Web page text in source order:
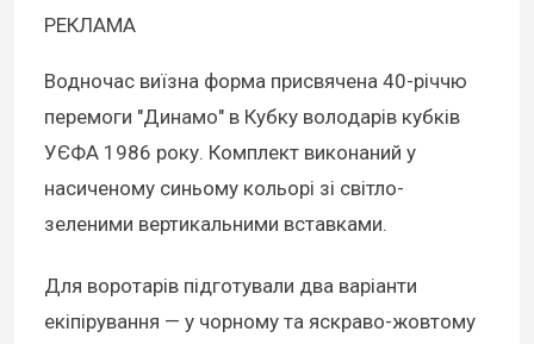
РЕКЛАМА
Водночас виїзна форма присвячена 40-річчю
перемоги "Динамо" в Кубку володарів кубків
УЄФА 1986 року. Комплект виконаний у
насиченому синьому кольорі зі світло-
зеленими вертикальними вставками.
Для воротарів підготували два варіанти
екіпірування — у чорному та яскраво-жовтому